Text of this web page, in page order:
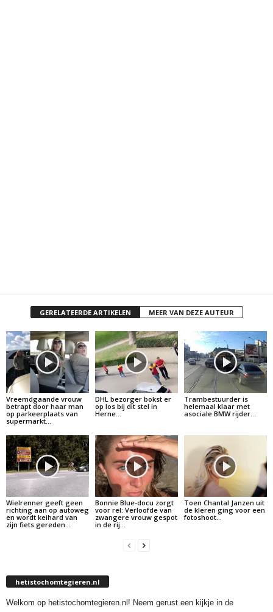
GERELATEERDE ARTIKELEN MEER VAN DEZE AUTEUR
Vreemdgaande vrouw
betrapt door haar man
op parkeerplaats van
supermarkt…
DHL bezorger bokst er
op los bij dit stel in
Herne…
Trambestuurder is
helemaal klaar met
asociale BMW rijder…
Wielrenner geeft geen
richting aan op autoweg
en wordt keihard van
zijn fiets gereden…
Bonnie Blue-docu zorgt
voor rel: Verloofde van
zwangere vrouw gespot
in de rij…
Toen Chantal Janzen uit
de kleren ging voor een
fotoshoot…
hetistochomtegieren.nl
Welkom op hetistochomtegieren.nl! Neem gerust een kijkje in de